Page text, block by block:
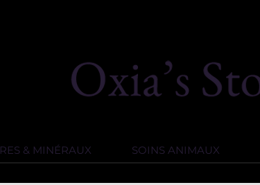
& MINÉRAUX SOINS ANIMAUX